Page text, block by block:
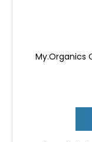
My.Organics